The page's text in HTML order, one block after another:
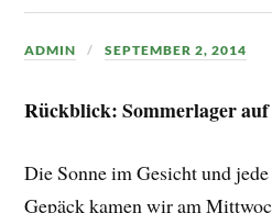
ADMIN SEPTEMBER 2, 2014
Rückblick: Sommerlager
Die Sonne im Gesicht und
Gepäck kamen wir am